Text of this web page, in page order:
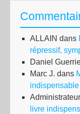
ALLAIN dans
répressif,
Daniel
Marc J. dans
Administrateur
livre